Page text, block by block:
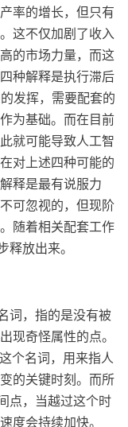
率的增长，但只有
这不仅加剧了收入
的市场力量，而这
种解释是执行滞后
发挥，需要配套的
为基础。而在目前
就可能导致人工智
对上述四种可能的
释是最有说服力
可忽视的，但现阶
随着相关配套工作
释放出来。
词，指的是没有被
现奇怪属性的点。
个名词，用来指人
的关键时刻。而所
点，当越过这个时
度会持续加快。